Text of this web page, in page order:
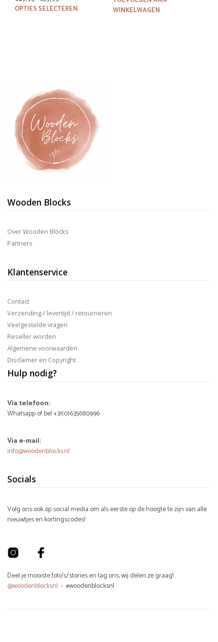
€29,95
OPTIES SELECTEREN
WINKELWAGEN
Wooden Blocks
Over Wooden Blocks
Partners
Klantenservice
Contact
Verzending / levertijd / retourneren
Veelgestelde vragen
Reseller worden
Algemene voorwaarden
Disclaimer en Copyright
Hulp nodig?
Via telefoon:
Whatsapp of bel +31(0)635680996
Via e-mail:
info@woodenblocks.nl
Socials
Volg ons ook op social media om als eerste op de hoogte te zijn van alle
nieuwtjes en kortingscodes!
Deel je mooiste foto's/stories en tag ons, wij delen ze graag!
@woodenblocksnl - #woodenblocksnl